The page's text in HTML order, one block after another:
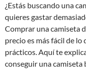
¿Estás buscando una
quieres gastar
Comprar una camiseta
precio es más fácil de lo
prácticos. Aquí te
conseguir una camiseta